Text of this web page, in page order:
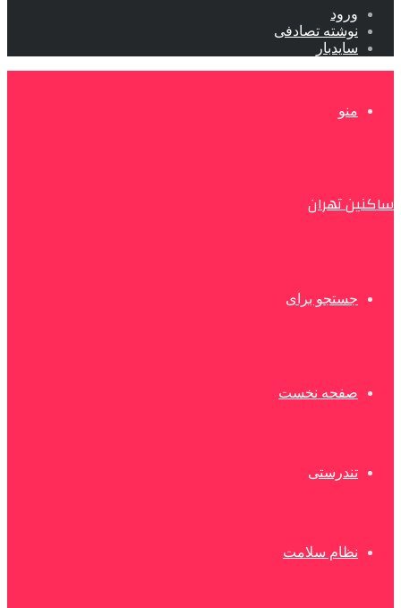
ورود
نوشته تصادفی
سایدبار
منو
ساکنین تهران
جستجو برای
صفحه نخست
تندرستی
نظام سلامت